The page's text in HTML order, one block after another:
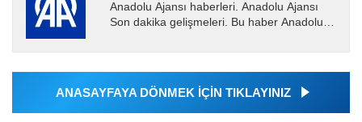
Anadolu Ajansı haberleri. Anadolu Ajansı
Son dakika gelişmeleri. Bu haber Anadolu
Ajansı tarafından...
ANASAYFAYA DÖNMEK İÇİN TIKLAYINIZ